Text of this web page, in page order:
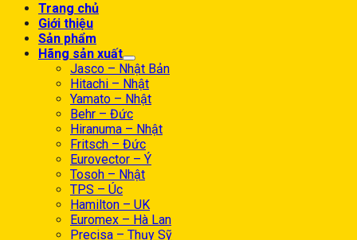
Trang chủ
Giới thiệu
Sản phẩm
Hãng sản xuất
Jasco – Nhật Bản
Hitachi – Nhật
Yamato – Nhật
Behr – Đức
Hiranuma – Nhật
Fritsch – Đức
Eurovector – Ý
Tosoh – Nhật
TPS – Úc
Hamilton – UK
Euromex – Hà Lan
Precisa – Thụy Sỹ